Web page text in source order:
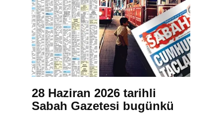
28 Haziran 2026 tarihli
Sabah Gazetesi bugünkü